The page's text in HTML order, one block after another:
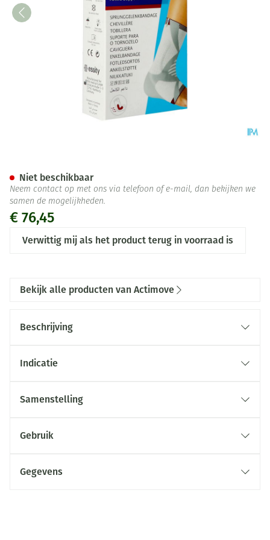
€ 76,45
Verwittig mij als het product terug in voorraad is
Niet beschikbaar
Neem contact op met ons via telefoon of e-mail, dan bekijken we
samen de mogelijkheden.
Bekijk alle producten van Actimove
Beschrijving
Indicatie
Samenstelling
Gebruik
Gegevens